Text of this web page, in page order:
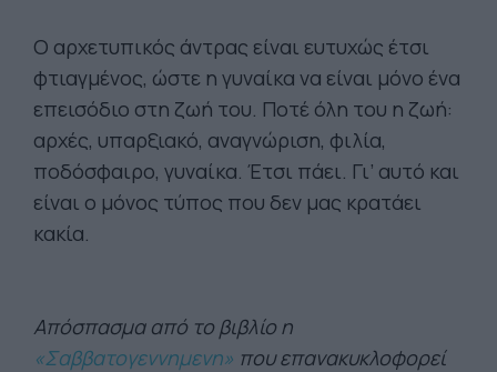
Ο αρχετυπικός άντρας είναι ευτυχώς έτσι
φτιαγμένος, ώστε η γυναίκα να είναι μόνο ένα
επεισόδιο στη ζωή του. Ποτέ όλη του η ζωή:
αρχές, υπαρξιακό, αναγνώριση, φιλία,
ποδόσφαιρο, γυναίκα. Έτσι πάει. Γι’ αυτό και
είναι ο μόνος τύπος που δεν μας κρατάει
κακία.
Απόσπασμα από το βιβλίο η
«Σαββατογεννημενη» που επανακυκλοφορεί